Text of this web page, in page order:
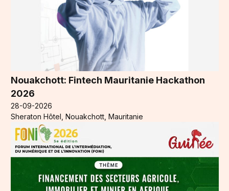
Nouakchott: Fintech Mauritanie Hackathon
2026
28-09-2026
Sheraton Hôtel, Nouakchott, Mauritanie